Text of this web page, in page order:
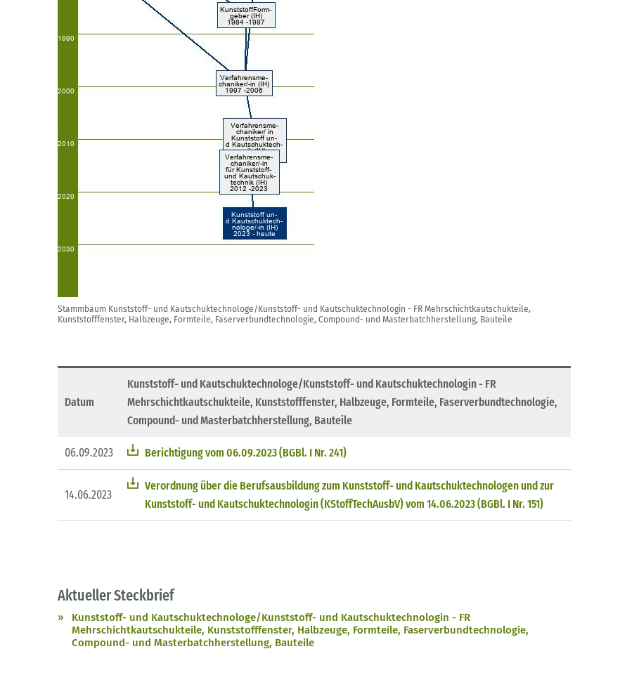
Stammbaum Kunststoff- und Kautschuktechnologe/Kunststoff- und Kautschuktechnologin - FR Mehrschichtkautschukteile,
Kunststofffenster, Halbzeuge, Formteile, Faserverbundtechnologie, Compound- und Masterbatchherstellung, Bauteile
Datum
Kunststoff- und Kautschuktechnologe/Kunststoff- und Kautschuktechnologin - FR
Mehrschichtkautschukteile, Kunststofffenster, Halbzeuge, Formteile, Faserverbundtechnologie,
Compound- und Masterbatchherstellung, Bauteile
06.09.2023 Berichtigung vom 06.09.2023 (BGBl. I Nr. 241)
14.06.2023
Verordnung über die Berufsausbildung zum Kunststoff- und Kautschuktechnologen und zur
Kunststoff- und Kautschuktechnologin (KStoffTechAusbV) vom 14.06.2023 (BGBl. I Nr. 151)
Aktueller Steckbrief
Kunststoff- und Kautschuktechnologe/Kunststoff- und Kautschuktechnologin - FR
Mehrschichtkautschukteile, Kunststofffenster, Halbzeuge, Formteile, Faserverbundtechnologie,
Compound- und Masterbatchherstellung, Bauteile